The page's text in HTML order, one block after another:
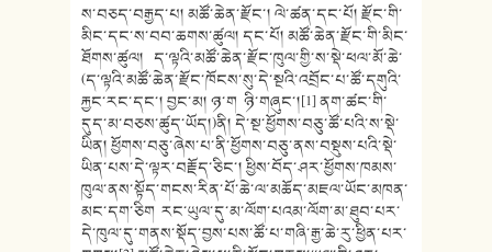
ས་བཅད་བརྒྱད་པ། མཚོ་ཆེན་རྫོང་། ལེ་ཚན་དང་པོ། རྫོང་གི་
མིང་དང་ས་བབ་ཆགས་ཚུལ། དང་པོ། མཚོ་ཆེན་རྫོང་གི་མིང་
ཐོགས་ཚུལ། ད་ལྟའི་མཚོ་ཆེན་རྫོང་ཁུལ་གྱི་ས་སྡེ་ཕལ་མོ་ཆེ་
(ད་ལྟའི་མཚོ་ཆེན་རྫོང་ཁོངས་སུ་དེ་སྔའི་འབྲོང་པ་ཚོ་དགུའི་
རྐྱང་རང་དང་། བྱང་མ། ཉ་ག ཉི་གཞུང་།[1] ནག་ཚང་གི་
དུད་མ་བཅས་ཚུད་ཡོད།)ནི། དེ་སྔ་ཕྱོགས་བཅུ་ཚོ་པའི་ས་སྡེ་
ཡིན། ཕྱོགས་བཅུ་ཞེས་པ་ནི་ཕྱོགས་བཅུ་ནས་བསྡུས་པའི་སྡེ་
ཡིན་པས་དེ་ལྟར་བརྗོད་ཅིང་། ཕྱིས་བོད་ཤར་ཕྱོགས་ཁམས་
ཁུལ་ནས་སྟོད་གངས་རིན་པོ་ཆེ་ལ་མཆོད་མཇལ་ཡོང་མཁན་
མང་དག་ཅིག རང་ཡུལ་དུ་མ་ལོག་པའམ་ལོག་མ་ཐུབ་པར་
དེ་ཁུལ་དུ་གནས་སྡོད་བྱས་པས་ཚོ་པ་གཞི་རྒྱ་ཆེ་རུ་ཕྱིན་པར་